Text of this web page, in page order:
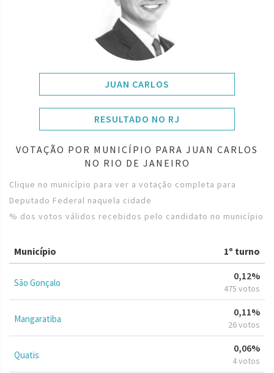
JUAN CARLOS
RESULTADO NO RJ
VOTAÇÃO POR MUNICÍPIO PARA JUAN CARLOS
NO RIO DE JANEIRO
Clique no município para ver a votação completa para
Deputado Federal naquela cidade
% dos votos válidos recebidos pelo candidato no município
Município 1º turno
São Gonçalo
0,12%
475 votos
Mangaratiba
0,11%
26 votos
Quatis
0,06%
4 votos